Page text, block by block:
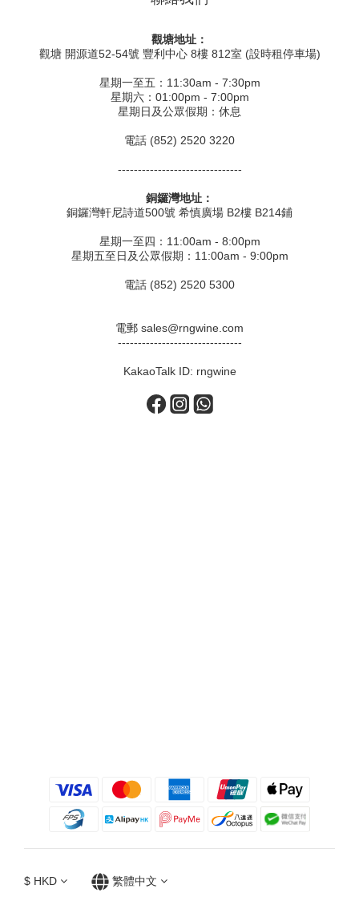
觀塘地址：
觀塘 開源道52-54號 豐利中心 8樓 812室 (設時租停車場)
星期一至五：11:30am - 7:30pm
星期六：01:00pm - 7:00pm
星期日及公眾假期：休息
電話 (852) 2520 3220
-------------------------------
銅鑼灣地址：
銅鑼灣軒尼詩道500號 希慎廣場 B2樓 B214鋪
星期一至四：11:00am - 8:00pm
星期五至日及公眾假期：11:00am - 9:00pm
電話 (852) 2520 5300
電郵 sales@rngwine.com
-------------------------------
KakaoTalk ID: rngwine
$ HKD 繁體中文